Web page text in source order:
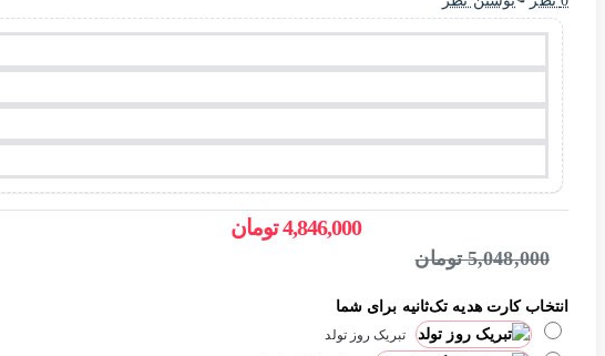
4,846,000 تومان
5,048,000 تومان
انتخاب کارت هدیه تک‌ثانیه برای شما
تبریک روز تولد